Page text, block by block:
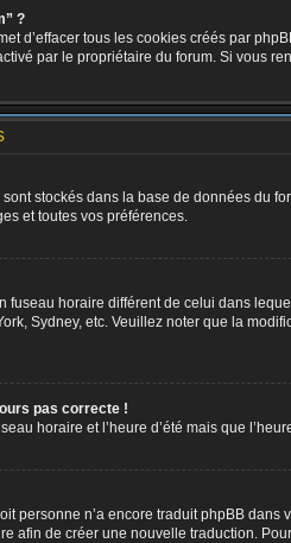
?
d’effacer tous les cookies créés par
par le propriétaire du forum. Si vous
stockés dans la base de données du
et toutes vos préférences.
fuseau horaire différent de celui dans
Sydney, etc. Veuillez noter que la
pas correcte !
horaire et l’heure d’été mais que
personne n’a encore traduit phpBB
afin de créer une nouvelle traduction.